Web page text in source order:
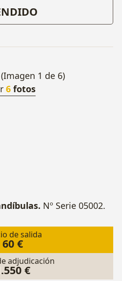
6 fotos
Nº Serie 05002.
de salida
60 €
adjudicación
€